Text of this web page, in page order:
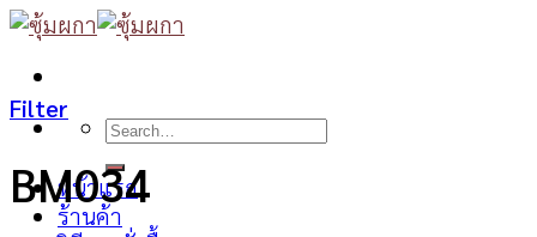
Skip
content
Search
หน้าแรก
ร้านค้า
Filter
BM034